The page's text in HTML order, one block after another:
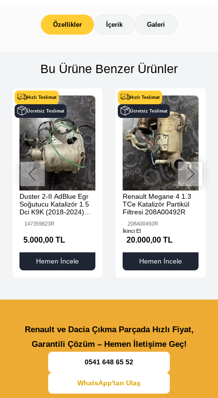
Özellikler İçerik Galeri
Bu Ürüne Benzer Ürünler
Hızlı Teslimat
Ücretsiz Teslimat
Duster 2-II AdBlue Egr
Soğutucu Katalizör 1.5
Dci K9K (2018-2024)
Çıkma
147359823R
5.000,00 TL
Hemen İncele
Hızlı Teslimat
Ücretsiz Teslimat
Renault Megane 4 1.3
TCe Katalizör Partikül
Filtresi 208A00492R
208A00492R
İkinci El
20.000,00 TL
Hemen İncele
Renault ve Dacia Çıkma Parçada Hızlı Fiyat,
Garantili Çözüm – Hemen İletişime Geç!
0541 648 65 52
WhatsApp'tan Ulaş